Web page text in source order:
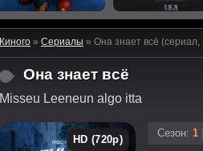
Киного » Сериалы » Она знает всё (сериал,
Она знает всё
Misseu Leeneun algo itta
HD (720p)
Сезон: 1